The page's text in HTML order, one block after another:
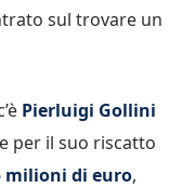
sul trovare un
Pierluigi Gollini
per il suo riscatto
milioni di euro,